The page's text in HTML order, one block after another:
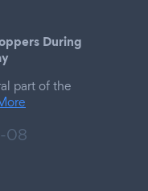
During
part of the
08